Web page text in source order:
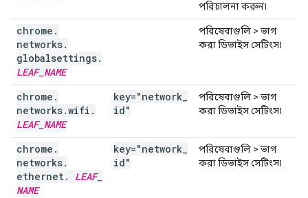
পরিচালনা করুন৷
chrome .
networks.
globalsettings.
LEAF_ NAME
পরিষেবাগুলি > ভাগ
করা ডিভাইস সেটিংস৷
chrome .
networks.wifi .
LEAF_ NAME
key="network
id"
পরিষেবাগুলি > ভাগ
করা ডিভাইস সেটিংস৷
chrome .
networks.
ethernet. LEAF_
NAME
key="network
id"
পরিষেবাগুলি > ভাগ
করা ডিভাইস সেটিংস৷